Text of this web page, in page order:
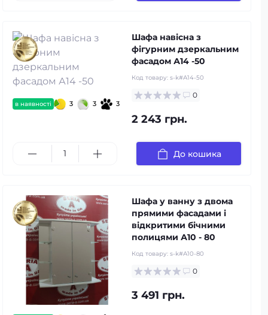
в наявності 3 3 3
Шафа навісна з
фігурним дзеркальним
фасадом А14 -50
Код товару: s-k#А14-50
0
2 243 грн.
До кошика
Шафа у ванну з двома
прямими фасадами і
відкритими бічними
полицями А10 - 80
Код товару: s-k#А10-80
0
3 491 грн.